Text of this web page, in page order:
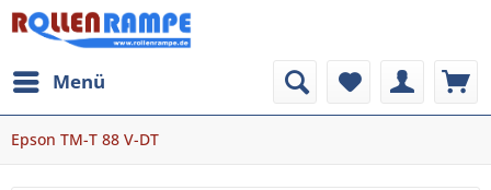
Menü
Epson TM-T 88 V-DT